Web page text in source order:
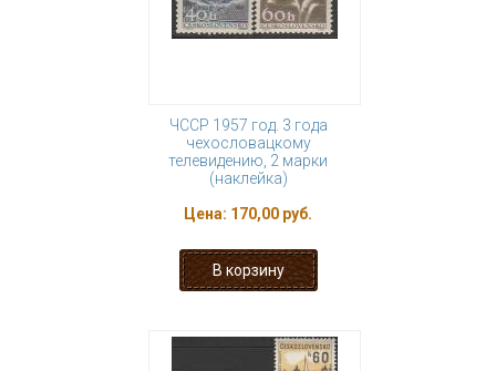
ЧССР 1957 год. 3 года
чехословацкому
телевидению, 2 марки
(наклейка)
Цена: 170,00 руб.